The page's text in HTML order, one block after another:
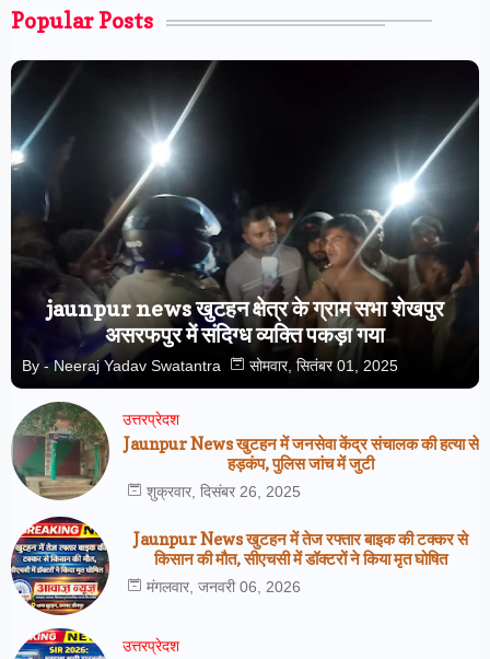
Popular Posts
jaunpur news खुटहन क्षेत्र के ग्राम सभा शेखपुर
असरफपुर में संदिग्ध व्यक्ति पकड़ा गया
By - Neeraj Yadav Swatantra सोमवार, सितंबर 01, 2025
उत्तरप्रेदश
Jaunpur News खुटहन में जनसेवा केंद्र संचालक की हत्या से
हड़कंप, पुलिस जांच में जुटी
शुक्रवार, दिसंबर 26, 2025
Jaunpur News खुटहन में तेज रफ्तार बाइक की टक्कर से
किसान की मौत, सीएचसी में डॉक्टरों ने किया मृत घोषित
मंगलवार, जनवरी 06, 2026
उत्तरप्रेदश